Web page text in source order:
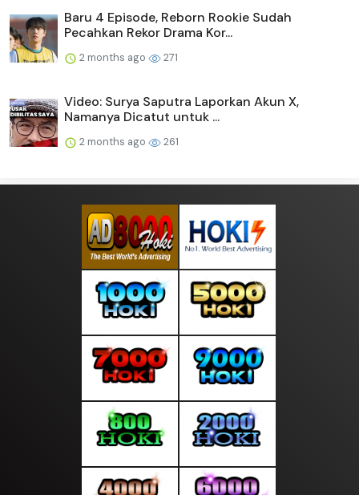
Baru 4 Episode, Reborn Rookie Sudah
Pecahkan Rekor Drama Kor...
2 months ago 271
Video: Surya Saputra Laporkan Akun X,
Namanya Dicatut untuk ...
2 months ago 261